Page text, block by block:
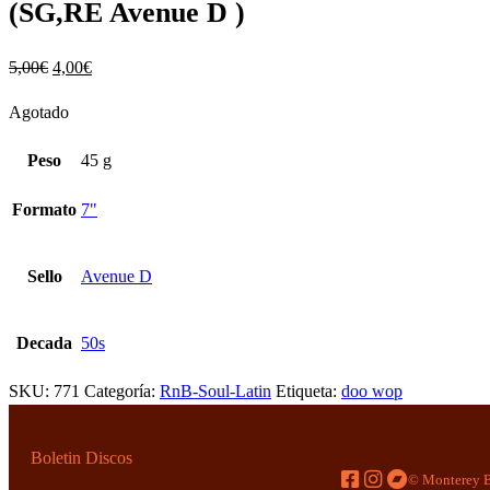
(SG,RE Avenue D )
5,00€ 4,00€
Agotado
Peso 45 g
Formato 7"
Sello Avenue D
Decada 50s
SKU: 771 Categoría: RnB-Soul-Latin Etiqueta: doo wop
Boletin Discos
© Monterey